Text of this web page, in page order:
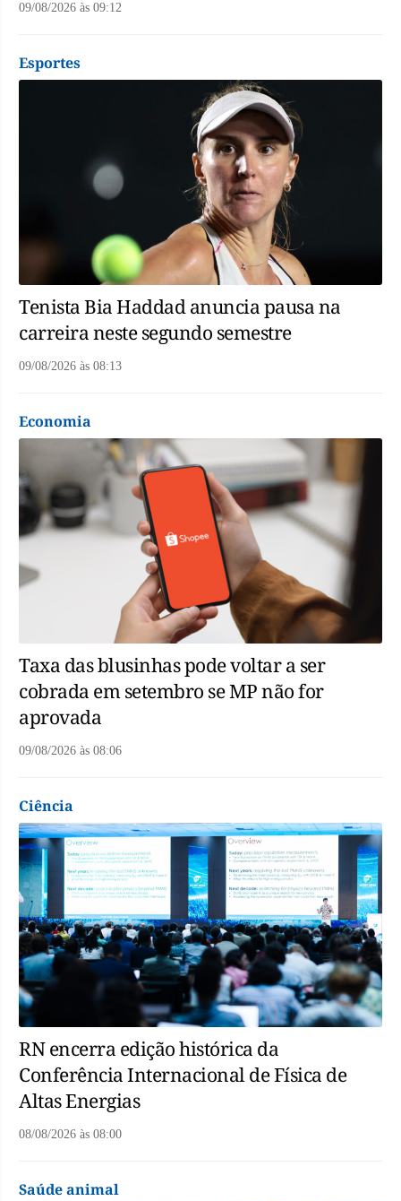
09/08/2026 às 09:12
Esportes
Tenista Bia Haddad anuncia pausa na
carreira neste segundo semestre
09/08/2026 às 08:13
Economia
Taxa das blusinhas pode voltar a ser
cobrada em setembro se MP não for
aprovada
09/08/2026 às 08:06
Ciência
RN encerra edição histórica da
Conferência Internacional de Física de
Altas Energias
08/08/2026 às 08:00
Saúde animal